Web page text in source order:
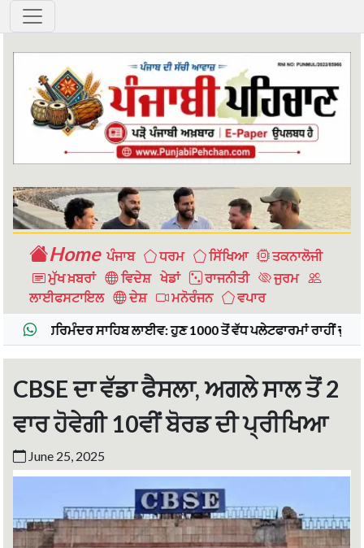
CBSE 10th Board Exam : 25 ਜੂਨ 2025 ">
Home ਪੰਜਾਬ ਧਰਮ ਸਿੱਖਿਆ
ਤਕਨਾਲੋਜੀ
ਮੁੱਖ ਖ਼ਬਰਾਂ
ਵਿਦੇਸ਼ ਖੇਡਾਂ ਰਾਜਨੀਤੀ
ਜੁਰਮ
ਲਾਈਫਸਟਾਇਲ
ਦੇਸ਼ ਮਨੋਰੰਜਨ ਵਪਾਰ
ਸਾਹਿਬ ਲਾਈਵ: ਹੁਣ 1000 ਤੋਂ ਵੱਧ ਪਲੇਟਫਾਰਮਾਂ ਰਾਹੀਂ ਦੁਨੀਆ ਭਰ ਵਿੱਚ
CBSE ਦਾ ਵੱਡਾ ਫੈਸਲਾ, ਅਗਲੇ ਸਾਲ ਤੋਂ 2
ਵਾਰ ਹੋਵੇਗੀ 10ਵੀਂ ਬੋਰਡ ਦੀ ਪ੍ਰੀਖਿਆ
June 25, 2025